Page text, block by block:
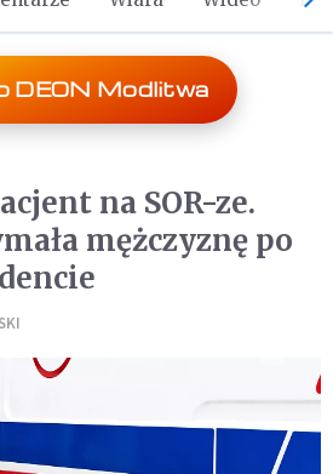
DEON Modlitwa
na SOR-ze.
mężczyznę po